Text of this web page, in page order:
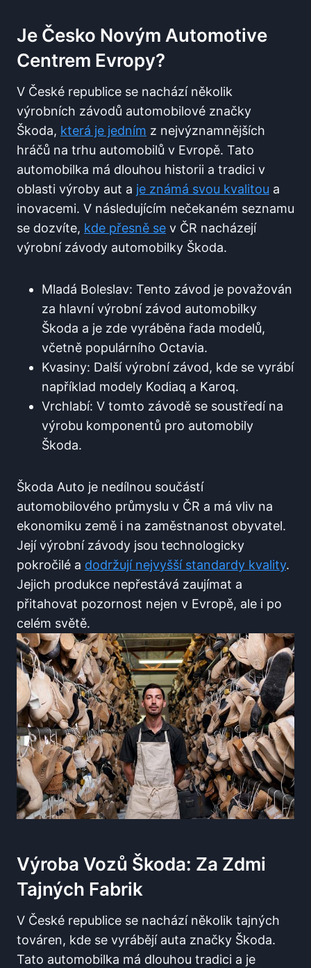
Je Česko Novým Automotive
Centrem Evropy?
V České republice se nachází několik
výrobních závodů automobilové značky
Škoda, která je jedním z nejvýznamnějších
hráčů na trhu automobilů v Evropě. Tato
automobilka má dlouhou historii a tradici v
oblasti výroby aut a je známá svou kvalitou a
inovacemi. V následujícím nečekaném seznamu
se dozvíte, kde přesně se v ČR nacházejí
výrobní závody automobilky Škoda.
Mladá Boleslav: Tento závod je považován
za hlavní výrobní závod automobilky
Škoda a je zde vyráběna řada modelů,
včetně populárního Octavia.
Kvasiny: Další výrobní závod, kde se vyrábí
například modely Kodiaq a Karoq.
Vrchlabí: V tomto závodě se soustředí na
výrobu komponentů pro automobily
Škoda.
Škoda Auto je nedílnou součástí
automobilového průmyslu v ČR a má vliv na
ekonomiku země i na zaměstnanost obyvatel.
Její výrobní závody jsou technologicky
pokročilé a dodržují nejvyšší standardy kvality.
Jejich produkce nepřestává zaujímat a
přitahovat pozornost nejen v Evropě, ale i po
celém světě.
Výroba Vozů Škoda: Za Zdmi
Tajných Fabrik
V České republice se nachází několik tajných
továren, kde se vyrábějí auta značky Škoda.
Tato automobilka má dlouhou tradici a je